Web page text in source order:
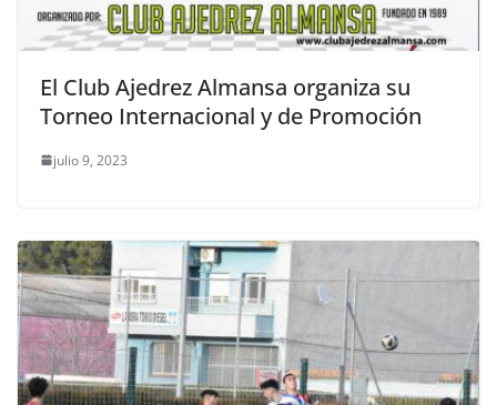
El Club Ajedrez Almansa organiza su
Torneo Internacional y de Promoción
julio 9, 2023